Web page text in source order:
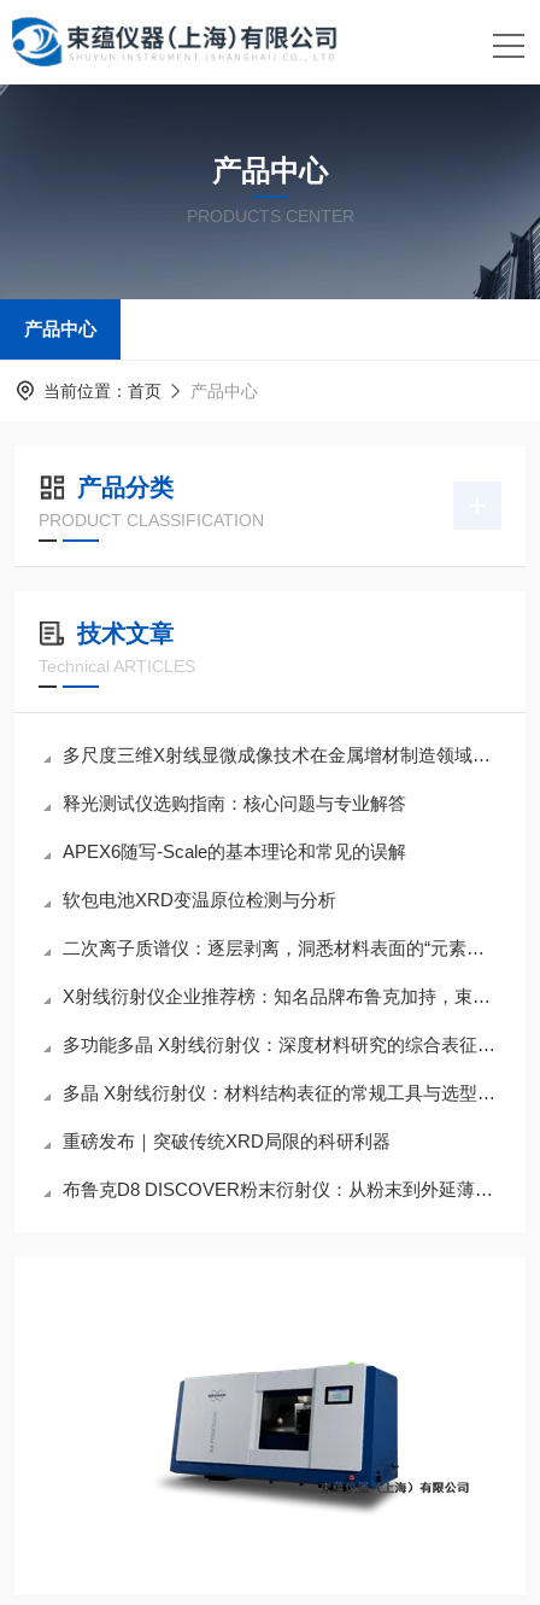
产品中心
PRODUCTS CENTER
产品中心
当前位置： 首页 产品中心
产品分类
PRODUCT CLASSIFICATION
技术文章
Technical ARTICLES
多尺度三维X射线显微成像技术在金属增材制造领域应用介绍
释光测试仪选购指南：核心问题与专业解答
APEX6随写-Scale的基本理论和常见的误解
软包电池XRD变温原位检测与分析
二次离子质谱仪：逐层剥离，洞悉材料表面的“元素指纹”
X射线衍射仪企业推荐榜：知名品牌布鲁克加持，束蕴仪器提供全流程技术支持
多功能多晶 X射线衍射仪：深度材料研究的综合表征方案
多晶 X射线衍射仪：材料结构表征的常规工具与选型参考
重磅发布｜突破传统XRD局限的科研利器
布鲁克D8 DISCOVER粉末衍射仪：从粉末到外延薄膜的“全能结构表征中枢”